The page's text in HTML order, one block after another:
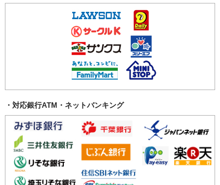
・対応銀行ATM・ネットバンキング